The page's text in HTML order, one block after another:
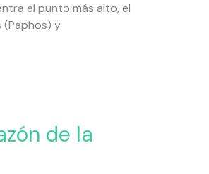
el punto más alto, el
(Paphos) y
de la